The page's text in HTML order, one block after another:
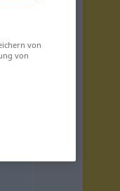
von
von